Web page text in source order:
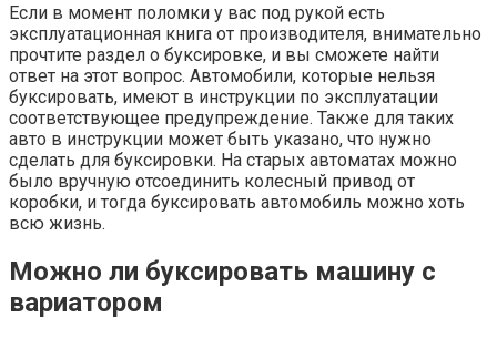
Если в момент поломки у вас под рукой есть
эксплуатационная книга от производителя, внимательно
прочтите раздел о буксировке, и вы сможете найти
ответ на этот вопрос. Автомобили, которые нельзя
буксировать, имеют в инструкции по эксплуатации
соответствующее предупреждение. Также для таких
авто в инструкции может быть указано, что нужно
сделать для буксировки. На старых автоматах можно
было вручную отсоединить колесный привод от
коробки, и тогда буксировать автомобиль можно хоть
всю жизнь.
Можно ли буксировать машину с
вариатором